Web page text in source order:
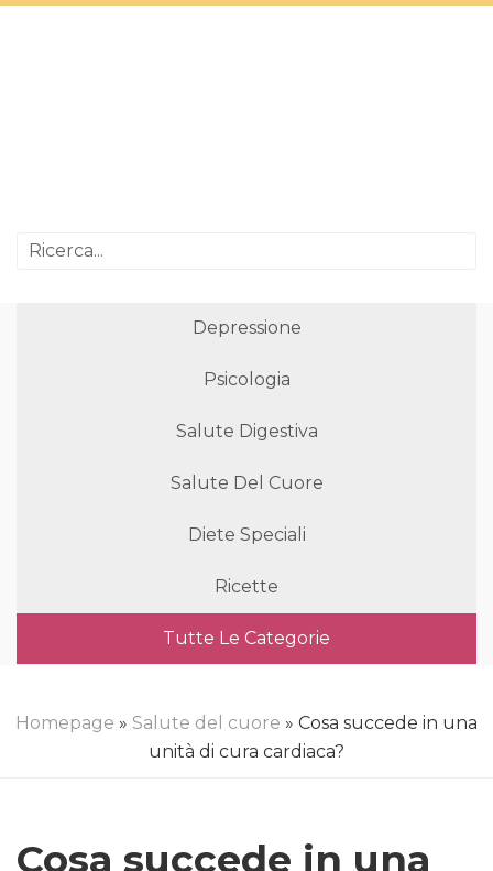
Depressione
Psicologia
Salute Digestiva
Salute Del Cuore
Diete Speciali
Ricette
Tutte Le Categorie
Homepage » Salute del cuore » Cosa succede in una
unità di cura cardiaca?
Cosa succede in una